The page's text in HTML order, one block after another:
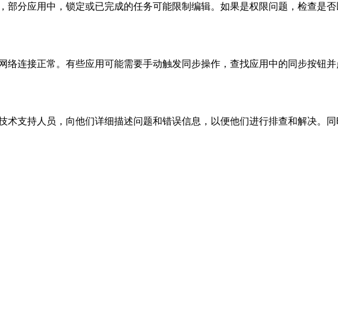
应用中，锁定或已完成的任务可能限制编辑。如果是权限问题，检查是
接正常。有些应用可能需要手动触发同步操作，查找应用中的同步按钮
支持人员，向他们详细描述问题和错误信息，以便他们进行排查和解决。